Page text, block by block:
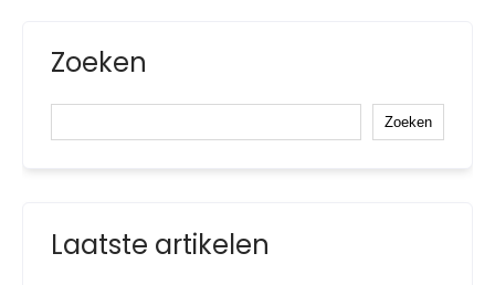
Zoeken
Zoeken
Laatste artikelen